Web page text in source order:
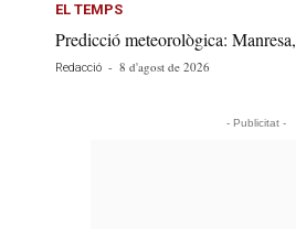
EL TEMPS
Predicció meteorològica:
Redacció - 8 d'agost de 2026
- Publicitat -